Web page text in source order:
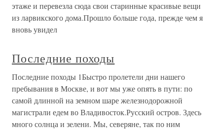
этаже и перевезла сюда свои старинные красивые вещи
из ларвикского дома.Прошло больше года, прежде чем я
вновь увидел
Последние походы
Последние походы 1Быстро пролетели дни нашего
пребывания в Москве, и вот мы уже опять в пути: по
самой длинной на земном шаре железнодорожной
магистрали едем во Владивосток.Русский остров. Здесь
много солнца и зелени. Мы, северяне, так по ним